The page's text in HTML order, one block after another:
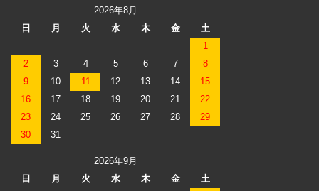
2026年8月
日
月 火 水 木 金
土
1
2
3 4 5 6 7
8
9
10 11 12 13 14
15
16
17 18 19 20 21
22
23
24 25 26 27 28
29
30
31
2026年9月
日
月 火 水 木 金
土